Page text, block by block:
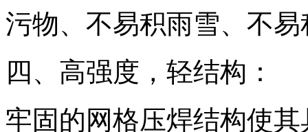
污物、不易积雨雪、不
四、高强度，轻结构：
牢固的网格压焊结构使